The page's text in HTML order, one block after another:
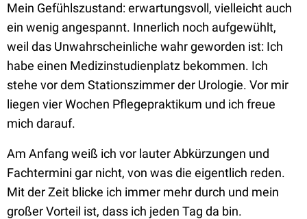
Mein Gefühlszustand: erwartungsvoll, vielleicht auch
ein wenig angespannt. Innerlich noch aufgewühlt,
weil das Unwahrscheinliche wahr geworden ist: Ich
habe einen Medizinstudienplatz bekommen. Ich
stehe vor dem Stationszimmer der Urologie. Vor mir
liegen vier Wochen Pflegepraktikum und ich freue
mich darauf.
Am Anfang weiß ich vor lauter Abkürzungen und
Fachtermini gar nicht, von was die eigentlich reden.
Mit der Zeit blicke ich immer mehr durch und mein
großer Vorteil ist, dass ich jeden Tag da bin.